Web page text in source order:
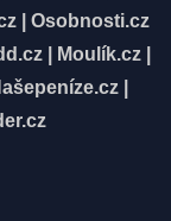
Osobnosti.cz
| Moulík.cz|